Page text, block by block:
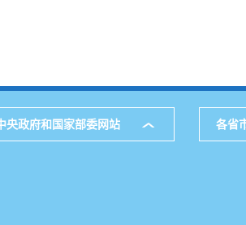
央政府和国家部委网站 各省